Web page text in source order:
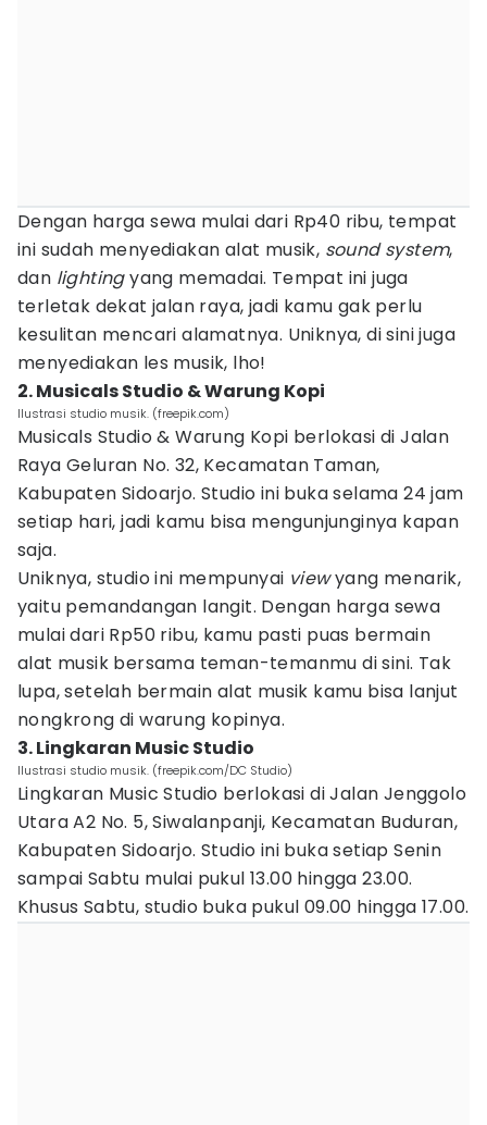
Dengan harga sewa mulai dari Rp40 ribu, tempat
ini sudah menyediakan alat musik, sound system,
dan lightingyang memadai. Tempat ini juga
terletak dekat jalan raya, jadi kamu gak perlu
kesulitan mencari alamatnya. Uniknya, di sini juga
menyediakan les musik, lho!
2. Musicals Studio & Warung Kopi
Ilustrasi studio musik. (freepik.com)
Musicals Studio & Warung Kopi berlokasi di Jalan
Raya Geluran No. 32, Kecamatan Taman,
Kabupaten Sidoarjo. Studio ini buka selama 24 jam
setiap hari, jadi kamu bisa mengunjunginya kapan
saja.
Uniknya, studio ini mempunyai viewyang menarik,
yaitu pemandangan langit. Dengan harga sewa
mulai dari Rp50 ribu, kamu pasti puas bermain
alat musik bersama teman-temanmu di sini. Tak
lupa, setelah bermain alat musik kamu bisa lanjut
nongkrong di warung kopinya.
3. Lingkaran Music Studio
Ilustrasi studio musik. (freepik.com/DC Studio)
Lingkaran Music Studio berlokasi di Jalan Jenggolo
Utara A2 No. 5, Siwalanpanji, Kecamatan Buduran,
Kabupaten Sidoarjo. Studio ini buka setiap Senin
sampai Sabtu mulai pukul 13.00 hingga 23.00.
Khusus Sabtu, studio buka pukul 09.00 hingga 17.00.